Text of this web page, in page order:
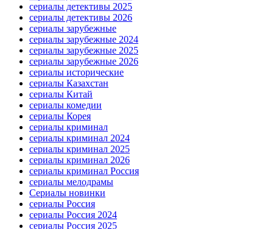
сериалы детективы 2025
сериалы детективы 2026
сериалы зарубежные
сериалы зарубежные 2024
сериалы зарубежные 2025
сериалы зарубежные 2026
сериалы исторические
сериалы Казахстан
сериалы Китай
сериалы комедии
сериалы Корея
сериалы криминал
сериалы криминал 2024
сериалы криминал 2025
сериалы криминал 2026
сериалы криминал Россия
сериалы мелодрамы
Сериалы новинки
сериалы Россия
сериалы Россия 2024
сериалы Россия 2025